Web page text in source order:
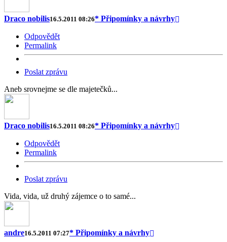
Draco nobilis16.5.2011 08:26* Připomínky a návrhy
Odpovědět
Permalink
Poslat zprávu
Aneb srovnejme se dle majetečků...
Draco nobilis16.5.2011 08:26* Připomínky a návrhy
Odpovědět
Permalink
Poslat zprávu
Vida, vida, už druhý zájemce o to samé...
andre16.5.2011 07:27* Připomínky a návrhy